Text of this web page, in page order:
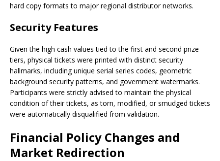
hard copy formats to major regional distributor networks.
Security Features
Given the high cash values tied to the first and second prize
tiers, physical tickets were printed with distinct security
hallmarks, including unique serial series codes, geometric
background security patterns, and government watermarks.
Participants were strictly advised to maintain the physical
condition of their tickets, as torn, modified, or smudged tickets
were automatically disqualified from validation.
Financial Policy Changes and
Market Redirection